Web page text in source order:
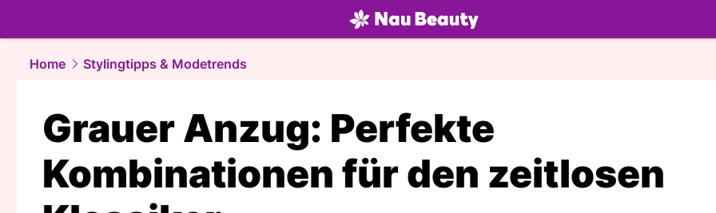
beauty.NAU.ch
Home
Stylingtipps & Modetrends
Grauer Anzug: Perfekte
Kombinationen für den zeitlosen